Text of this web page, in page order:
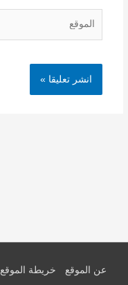
عن الموقع خريطة الموقع